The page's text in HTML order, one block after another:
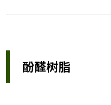
酚醛树脂